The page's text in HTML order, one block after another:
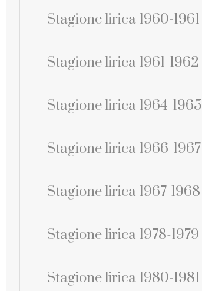
Stagione lirica 1960-1961
Stagione lirica 1961-1962
Stagione lirica 1964-1965
Stagione lirica 1966-1967
Stagione lirica 1967-1968
Stagione lirica 1978-1979
Stagione lirica 1980-1981